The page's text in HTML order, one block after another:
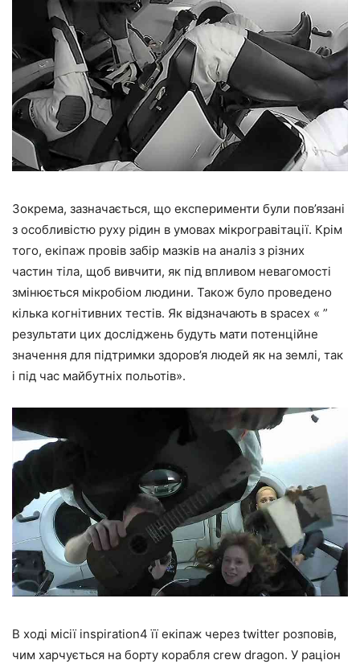
Зокрема, зазначається, що експерименти були пов’язані
з особливістю руху рідин в умовах мікрогравітації. Крім
того, екіпаж провів забір мазків на аналіз з різних
частин тіла, щоб вивчити, як під впливом невагомості
змінюється мікробіом людини. Також було проведено
кілька когнітивних тестів. Як відзначають в spacex « ”
результати цих досліджень будуть мати потенційне
значення для підтримки здоров’я людей як на землі, так
і під час майбутніх польотів».
В ході місії inspiration4 її екіпаж через twitter розповів,
чим харчується на борту корабля crew dragon. У раціон